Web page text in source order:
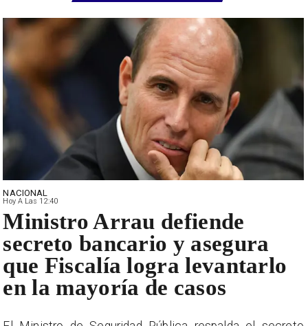
NACIONAL
Hoy A Las 12:40
Ministro Arrau defiende
secreto bancario y asegura
que Fiscalía logra levantarlo
en la mayoría de casos